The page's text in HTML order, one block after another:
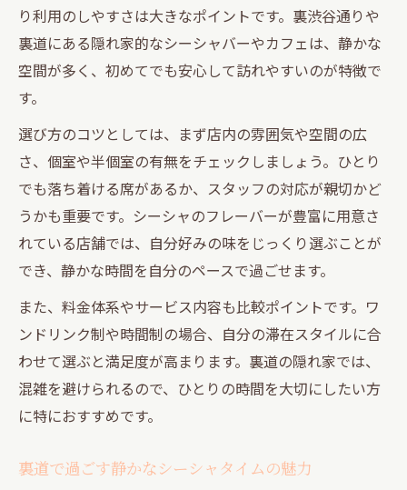
り利用のしやすさは大きなポイントです。裏渋谷通りや
裏道にある隠れ家的なシーシャバーやカフェは、静かな
空間が多く、初めてでも安心して訪れやすいのが特徴で
す。
選び方のコツとしては、まず店内の雰囲気や空間の広
さ、個室や半個室の有無をチェックしましょう。ひとり
でも落ち着ける席があるか、スタッフの対応が親切かど
うかも重要です。シーシャのフレーバーが豊富に用意さ
れている店舗では、自分好みの味をじっくり選ぶことが
でき、静かな時間を自分のペースで過ごせます。
また、料金体系やサービス内容も比較ポイントです。ワ
ンドリンク制や時間制の場合、自分の滞在スタイルに合
わせて選ぶと満足度が高まります。裏道の隠れ家では、
混雑を避けられるので、ひとりの時間を大切にしたい方
に特におすすめです。
裏道で過ごす静かなシーシャタイムの魅力